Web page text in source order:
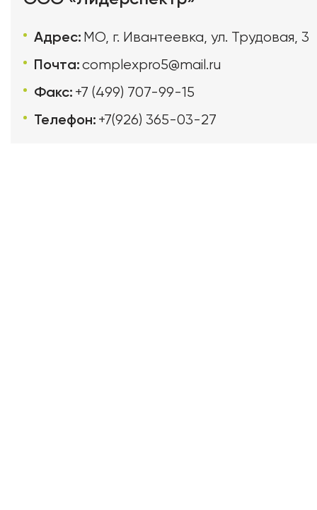
Адрес: МО, г. Ивантеевка, ул. Трудовая, 3
Почта:complexpro5@mail.ru
Факс: +7 (499) 707-99-15
Телефон: +7(926) 365-03-27